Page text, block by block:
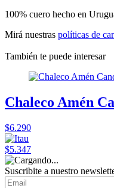
100% cuero hecho en
Mirá nuestras políticas de
También te puede interesar
Chaleco Amén
$6.290
$5.347
Suscribite a nuestro